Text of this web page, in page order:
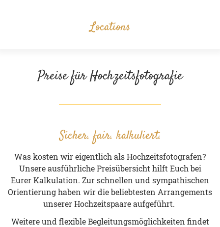
Locations
Preise für Hochzeitsfotografie
Sicher. fair. kalkuliert.
Was kos­ten wir ei­gent­lich als Hoch­zeits­fo­to­gra­fen?
Un­se­re aus­führ­li­che Preis­über­sicht hilft Euch bei
Eurer Kal­ku­la­ti­on. Zur schnel­len und sym­pa­thi­schen
Ori­en­tie­rung haben wir die be­lieb­tes­ten Ar­ran­ge­ments
un­se­rer Hoch­zeits­paa­re auf­ge­führt.
Wei­te­re und fle­xi­ble Be­glei­tungs­mög­lich­kei­ten fin­det